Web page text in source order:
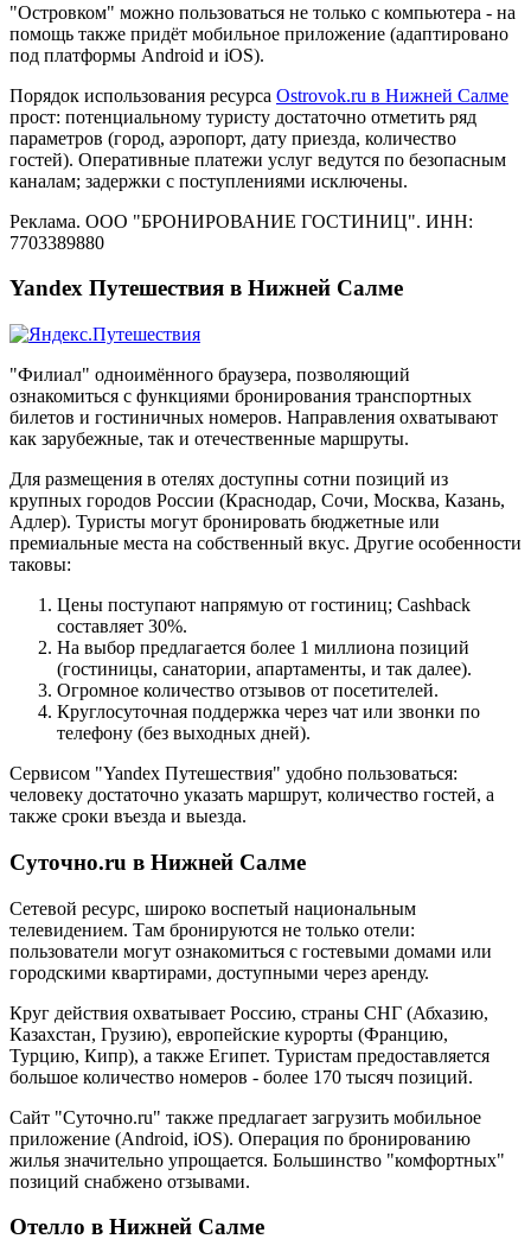
"Островком" можно пользоваться не только с компьютера - на
помощь также придёт мобильное приложение (адаптировано
под платформы Android и iOS).
Порядок использования ресурса Ostrovok.ru в Нижней Салме
прост: потенциальному туристу достаточно отметить ряд
параметров (город, аэропорт, дату приезда, количество
гостей). Оперативные платежи услуг ведутся по безопасным
каналам; задержки с поступлениями исключены.
Реклама. ООО "БРОНИРОВАНИЕ ГОСТИНИЦ". ИНН:
7703389880
Yandex Путешествия в Нижней Салме
"Филиал" одноимённого браузера, позволяющий
ознакомиться с функциями бронирования транспортных
билетов и гостиничных номеров. Направления охватывают
как зарубежные, так и отечественные маршруты.
Для размещения в отелях доступны сотни позиций из
крупных городов России (Краснодар, Сочи, Москва, Казань,
Адлер). Туристы могут бронировать бюджетные или
премиальные места на собственный вкус. Другие особенности
таковы:
Цены поступают напрямую от гостиниц; Cashback
составляет 30%.
На выбор предлагается более 1 миллиона позиций
(гостиницы, санатории, апартаменты, и так далее).
Огромное количество отзывов от посетителей.
Круглосуточная поддержка через чат или звонки по
телефону (без выходных дней).
Сервисом "Yandex Путешествия" удобно пользоваться:
человеку достаточно указать маршрут, количество гостей, а
также сроки въезда и выезда.
Суточно.ru в Нижней Салме
Сетевой ресурс, широко воспетый национальным
телевидением. Там бронируются не только отели:
пользователи могут ознакомиться с гостевыми домами или
городскими квартирами, доступными через аренду.
Круг действия охватывает Россию, страны СНГ (Абхазию,
Казахстан, Грузию), европейские курорты (Францию,
Турцию, Кипр), а также Египет. Туристам предоставляется
большое количество номеров - более 170 тысяч позиций.
Сайт "Суточно.ru" также предлагает загрузить мобильное
приложение (Android, iOS). Операция по бронированию
жилья значительно упрощается. Большинство "комфортных"
позиций снабжено отзывами.
Отелло в Нижней Салме